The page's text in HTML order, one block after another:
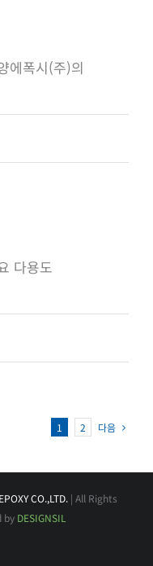
에폭시(주)의
다용도
1 2 다음
CO.,LTD. | All Rights
by DESIGNSIL